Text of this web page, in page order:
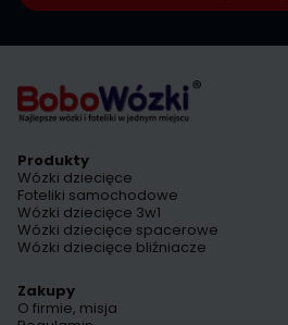
Produkty
Wózki dziecięce
Foteliki samochodowe
Wózki dziecięce 3w1
Wózki dziecięce spacerowe
Wózki dziecięce bliźniacze
Zakupy
O firmie, misja